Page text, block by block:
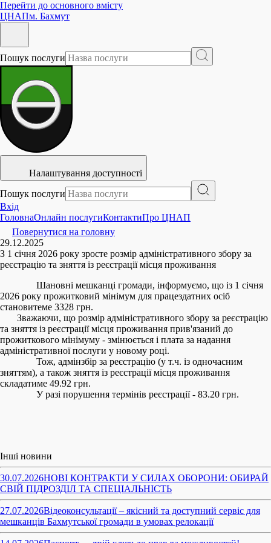
Перейти до основного вмісту
ЦНАПм. Бахмут
Пошук послуги
Налаштування доступності
Пошук послуги
Вхід
ГоловнаОнлайн послугиКонтактиПро ЦНАП
Повернутися на головну
29.12.2025
З 1 січня 2026 року зросте розмір адміністративного збору за
реєстрацію та зняття із реєстрації місця проживання
Шановні мешканці громади, інформуємо, що із 1 січня
2026 року прожитковий мінімум для працездатних осіб
становитеме 3328 грн.
Зважаючи, що розмір адміністративного збору за реєстрацію
та зняття із реєстрації місця проживання прив'язаний до
прожиткового мінімуму - змінюється і плата за надання
адміністративної послуги у новому році.
Тож, адмінзбір за реєстрацію (у т.ч. із одночасним
зняттям), а також зняття із реєстрації місця проживання
складатиме 49.92 грн.
У разі порушення термінів реєстрації - 83.20 грн.
Інші новини
30.07.2026НОВІ КОНТРАКТИ У СИЛАХ ОБОРОНИ: ОБИРАЙ
СВІЙ ПІДРОЗДІЛ ТА СПЕЦІАЛЬНІСТЬ
27.07.2026Відеоконсультації – якісний та доступний сервіс для
мешканців Бахмутської громади в умовах релокації